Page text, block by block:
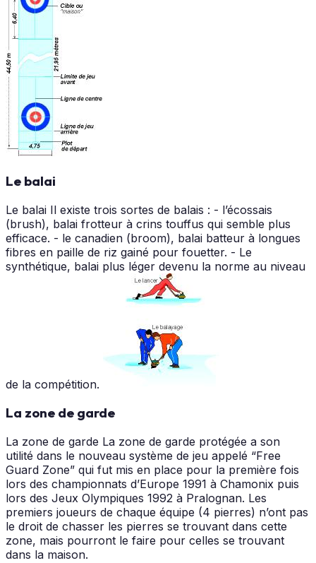
Le balai
Le balai Il existe trois sortes de balais : - l’écossais
(brush), balai frotteur à crins touffus qui semble plus
efficace. - le canadien (broom), balai batteur à longues
fibres en paille de riz gainé pour fouetter. - Le
synthétique, balai plus léger devenu la norme au niveau
de la compétition.
La zone de garde
La zone de garde La zone de garde protégée a son
utilité dans le nouveau système de jeu appelé “Free
Guard Zone” qui fut mis en place pour la première fois
lors des championnats d’Europe 1991 à Chamonix puis
lors des Jeux Olympiques 1992 à Pralognan. Les
premiers joueurs de chaque équipe (4 pierres) n’ont pas
le droit de chasser les pierres se trouvant dans cette
zone, mais pourront le faire pour celles se trouvant
dans la maison.